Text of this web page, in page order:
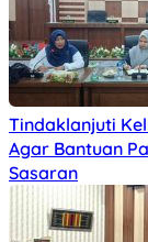
Tindaklanjuti
Agar Bantuan
Sasaran